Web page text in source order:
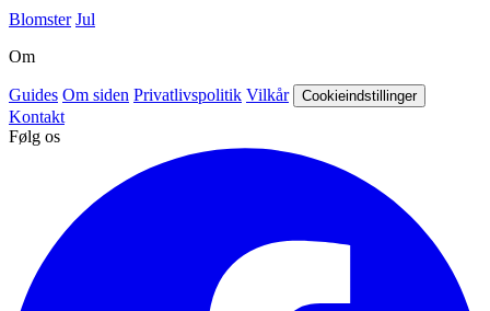
Blomster Jul
Om
Guides Om siden Privatlivspolitik Vilkår Cookieindstillinger
Kontakt
Følg os